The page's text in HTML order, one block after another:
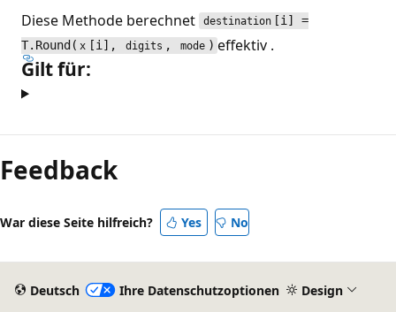
Diese Methode berechnet destination [i] =
T.Round( x [i], digits , mode ) effektiv .
Gilt für:
Feedback
War diese Seite hilfreich? Yes No
Deutsch Ihre Datenschutzoptionen Design